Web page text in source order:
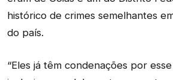
histórico de crimes semelhantes
do país.
“Eles já têm condenações por